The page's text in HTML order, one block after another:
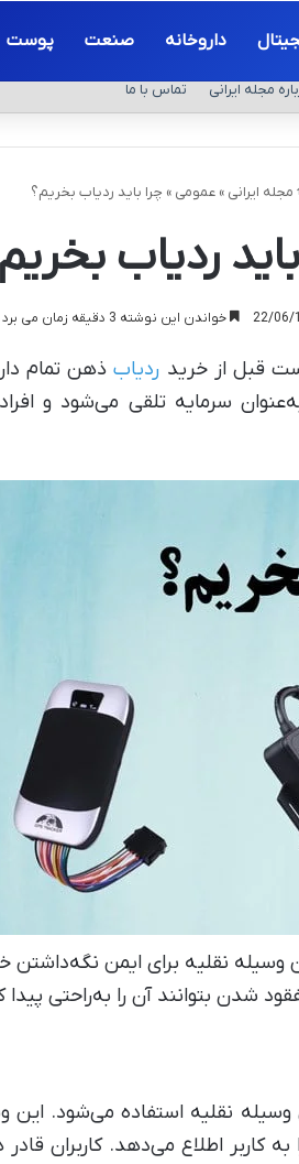
داروخانه صنعت پوست
مجله ایرانی تماس با ما
مجله ایرانی » عمومی » چرا باید ردیاب بخریم؟
ردیاب
22/06/ خواندن این نوشته 3 دقیقه زمان می برد
قبل از خرید ردیابذهن تمام
سرمایه تلقی می‌شود و
وسیله نقلیه برای ایمن نگه‌داشتن
شدن بتوانند آن را به‌راحتی پیدا
وسیله نقلیه استفاده می‌شود.
اطلاع می‌دهد. کاربران